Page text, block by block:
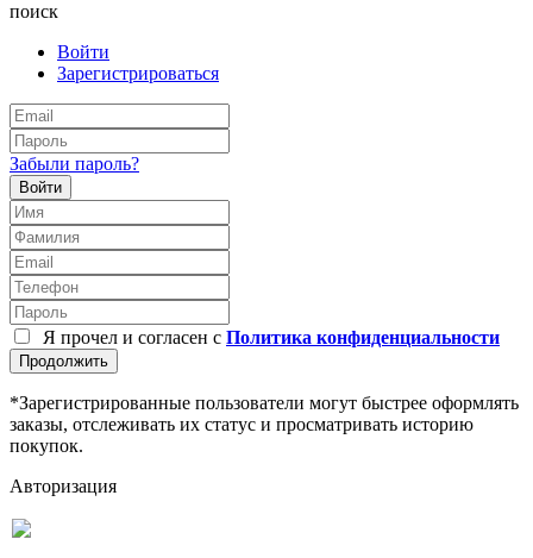
поиск
Войти
Зарегистрироваться
Забыли пароль?
Войти
Я прочел и согласен с Политика конфиденциальности
Продолжить
*Зарегистрированные пользователи могут быстрее оформлять
заказы, отслеживать их статус и просматривать историю
покупок.
Авторизация